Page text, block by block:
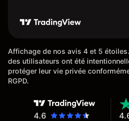
Affichage de nos avis 4 et 5
des utilisateurs ont été
protéger leur vie privée
RGPD.
4.6